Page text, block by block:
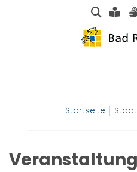
Suche
Startseite